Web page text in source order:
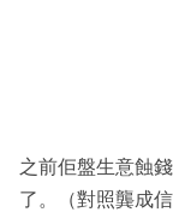
之前佢盤生意蝕
了。（對照龔成